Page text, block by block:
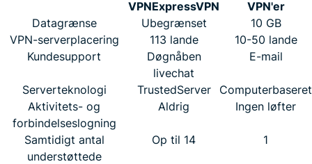
VPNExpressVPN
VPN'er
Datagrænse
Ubegrænset
10 GB
VPN-serverplacering
113 lande
10-50 lande
Kundesupport
Døgnåben
livechat
E-mail
Serverteknologi TrustedServer
Computerbaseret
Aktivitets- og
forbindelseslogning
Aldrig Ingen løfter
Samtidigt antal
understøttede
Op til 14 1